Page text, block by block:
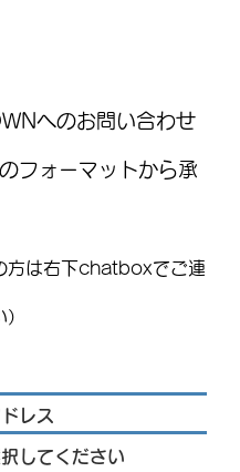
へのお問い合わせ
フォーマットから承
方は右下chatboxでご連